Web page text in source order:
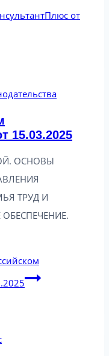
от
15.03.2025
ОСНОВЫ
ТРУД И